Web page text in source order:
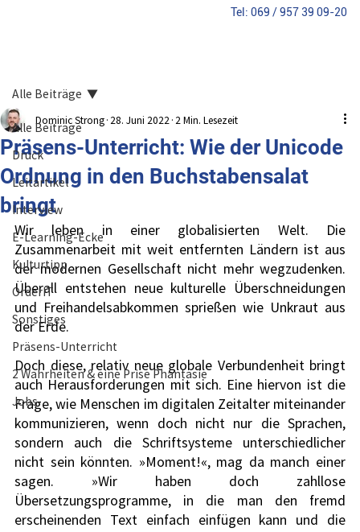
​Tel: 069 / 957 39 09-20
Alle Beiträge
Druck
Leitartikel
Interview
E-Learning-Ecke
Kulturtipp
OrderIT
Sonstiges
Präsens-Unterricht
2 Wahrheiten & eine Prise Phantasie
Jobs
Alle Beiträge
Präsens-Unterricht: Wie der Unicode
Ordnung in den Buchstabensalat
bringt
Dominic Strong 28. Juni 2022 2 Min. Lesezeit
Wir leben in einer globalisierten Welt. Die
Zusammenarbeit mit weit entfernten Ländern ist aus
der modernen Gesellschaft nicht mehr wegzudenken.
Überall entstehen neue kulturelle Überschneidungen
und Freihandelsabkommen sprießen wie Unkraut aus
der Erde.
Doch diese, relativ neue globale Verbundenheit bringt
auch Herausforderungen mit sich. Eine hiervon ist die
Frage, wie Menschen im digitalen Zeitalter miteinander
kommunizieren, wenn doch nicht nur die Sprachen,
sondern auch die Schriftsysteme unterschiedlicher
nicht sein könnten. »Moment!«, mag da manch einer
sagen. »Wir haben doch zahllose
Übersetzungsprogramme, in die man den fremd
erscheinenden Text einfach einfügen kann und die